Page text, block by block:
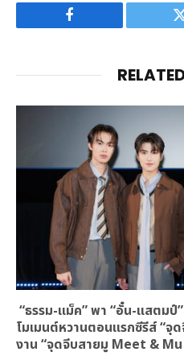
Facebook
“ธรรม-แม็ค” พา “อั๋น-แสตม
โมเมนต์หวานตอนแรกซีรีส์ “จุ
งาน “จุดจีบสายมู Meet &